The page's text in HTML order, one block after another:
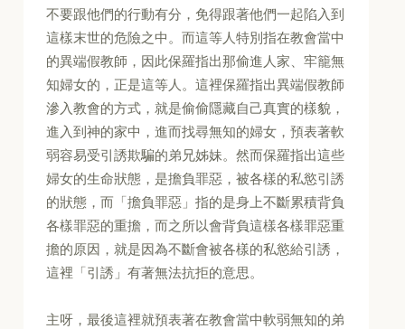
不要跟他們的行動有分，免得跟著他們一起陷入到
這樣末世的危險之中。而這等人特別指在教會當中
的異端假教師，因此保羅指出那偷進人家、牢籠無
知婦女的，正是這等人。這裡保羅指出異端假教師
滲入教會的方式，就是偷偷隱藏自己真實的樣貌，
進入到神的家中，進而找尋無知的婦女，預表著軟
弱容易受引誘欺騙的弟兄姊妹。然而保羅指出這些
婦女的生命狀態，是擔負罪惡，被各樣的私慾引誘
的狀態，而「擔負罪惡」指的是身上不斷累積背負
各樣罪惡的重擔，而之所以會背負這樣各樣罪惡重
擔的原因，就是因為不斷會被各樣的私慾給引誘，
這裡「引誘」有著無法抗拒的意思。
主呀，最後這裡就預表著在教會當中軟弱無知的弟